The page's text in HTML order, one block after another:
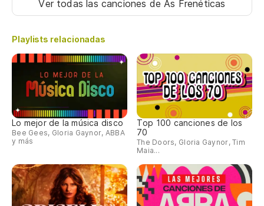
Ver todas las canciones de As Frenéticas
Playlists relacionadas
Lo mejor de la música disco
Bee Gees, Gloria Gaynor, ABBA
y más
Top 100 canciones de los
70
The Doors, Gloria Gaynor, Tim
Maia...